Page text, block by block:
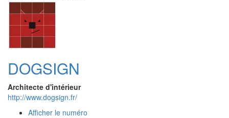
DOGSIGN
Architecte d'intérieur
http://www.dogsign.fr/
Afficher le numéro